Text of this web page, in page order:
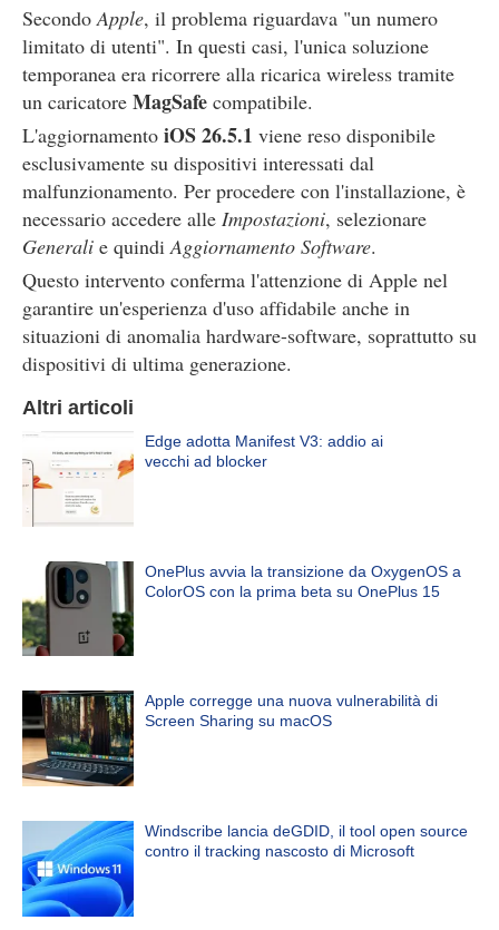
SecondoApple, il problema riguardava "un numero
limitato di utenti". In questi casi, l'unica soluzione
temporanea era ricorrere alla ricarica wireless tramite
un caricatore MagSafe compatibile.
L'aggiornamento iOS 26.5.1 viene reso disponibile
esclusivamente su dispositivi interessati dal
malfunzionamento. Per procedere con l'installazione, è
necessario accedere alle Impostazioni, selezionare
Generali e quindiAggiornamento Software.
Questo intervento conferma l'attenzione di Apple nel
garantire un'esperienza d'uso affidabile anche in
situazioni di anomalia hardware-software, soprattutto su
dispositivi di ultima generazione.
Altri articoli
Edge adotta Manifest V3: addio ai
vecchi ad blocker
OnePlus avvia la transizione da OxygenOS a
ColorOS con la prima beta su OnePlus 15
Apple corregge una nuova vulnerabilità di
Screen Sharing su macOS
Windscribe lancia deGDID, il tool open source
contro il tracking nascosto di Microsoft